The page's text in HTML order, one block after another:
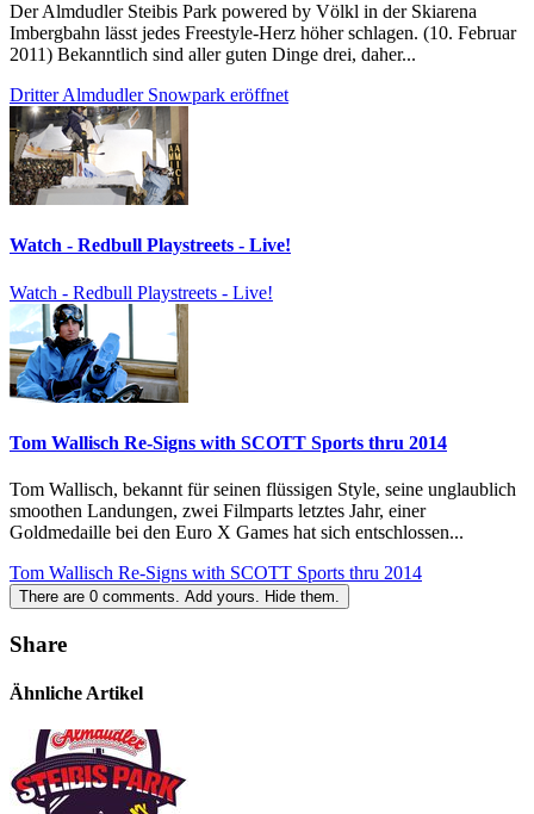
Der Almdudler Steibis Park powered by Völkl in der Skiarena
Imbergbahn lässt jedes Freestyle-Herz höher schlagen. (10. Februar
2011) Bekanntlich sind aller guten Dinge drei, daher...
Dritter Almdudler Snowpark eröffnet
Watch - Redbull Playstreets - Live!
Watch - Redbull Playstreets - Live!
Tom Wallisch Re-Signs with SCOTT Sports thru 2014
Tom Wallisch, bekannt für seinen flüssigen Style, seine unglaublich
smoothen Landungen, zwei Filmparts letztes Jahr, einer
Goldmedaille bei den Euro X Games hat sich entschlossen...
Tom Wallisch Re-Signs with SCOTT Sports thru 2014
There are 0 comments. Add yours. Hide them.
Share
Ähnliche Artikel